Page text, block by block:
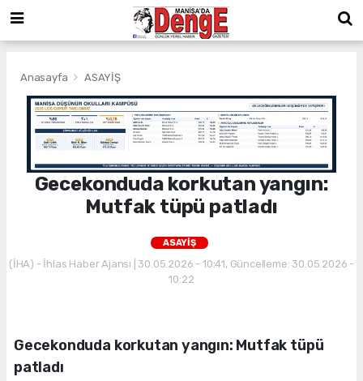
Anasayfa ASAYİŞ
Gecekonduda korkutan yangın:
Mutfak tüpü patladı
ASAYİŞ
(İHA) - İhlas Haber Ajansı | 30.05.2026 - 10:41, Güncelleme: 30.05.2026 -
10:22
Gecekonduda korkutan yangın: Mutfak tüpü
patladı